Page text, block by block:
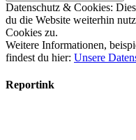
Datenschutz & Cookies:
du die Website weiterhin
Cookies zu.
Weitere Informationen,
findest du hier: Unsere
Reportink